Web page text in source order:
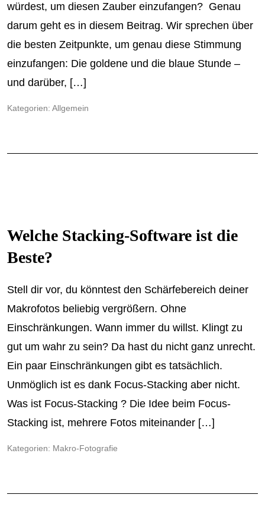
würdest, um diesen Zauber einzufangen? Genau
darum geht es in diesem Beitrag. Wir sprechen über
die besten Zeitpunkte, um genau diese Stimmung
einzufangen: Die goldene und die blaue Stunde –
und darüber, […]
Kategorien: Allgemein
Welche Stacking-Software ist die
Beste?
Stell dir vor, du könntest den Schärfebereich deiner
Makrofotos beliebig vergrößern. Ohne
Einschränkungen. Wann immer du willst. Klingt zu
gut um wahr zu sein? Da hast du nicht ganz unrecht.
Ein paar Einschränkungen gibt es tatsächlich.
Unmöglich ist es dank Focus-Stacking aber nicht.
Was ist Focus-Stacking ? Die Idee beim Focus-
Stacking ist, mehrere Fotos miteinander […]
Kategorien: Makro-Fotografie